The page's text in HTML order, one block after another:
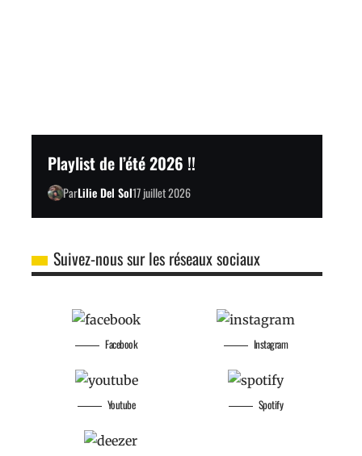
Playlist de l’été 2026 !!
ParLilie Del Sol17 juillet 2026
Suivez-nous sur les réseaux sociaux
Facebook
Youtube
Instagram
Spotify